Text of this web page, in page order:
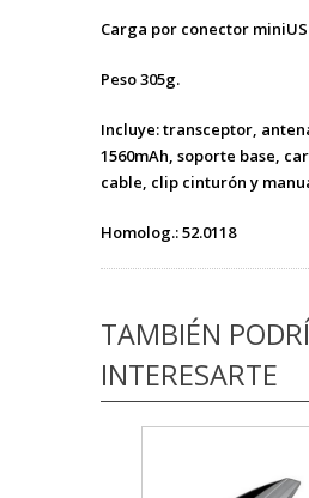
Carga por conector
Peso 305g.
Incluye: transceptor,
1560mAh, soporte base,
cable, clip cinturón y
Homolog.: 52.0118
TAMBIÉN
INTERESARTE